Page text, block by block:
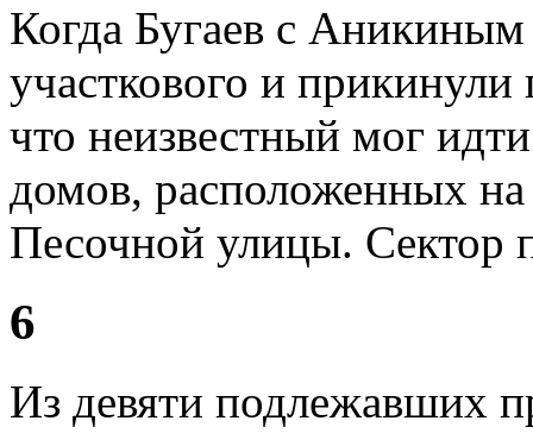
Когда Бугаев с Аникиным
участкового и
что неизвестный мог
домов, расположенных на
Песочной улицы. Сектор
6
Из девяти подлежавших